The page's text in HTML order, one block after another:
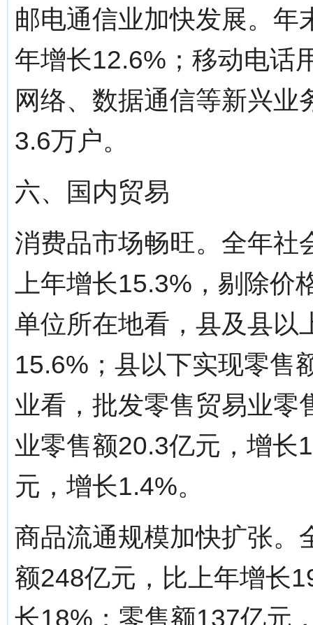
邮电通信业加快发展。年
年增长12.6%；移动电话
网络、数据通信等新兴
3.6万户。
六、国内贸易
消费品市场畅旺。全年社
上年增长15.3%，剔除
单位所在地看，县及县以
15.6%；县以下实现零售
业看，批发零售贸易业零
业零售额20.3亿元，增长
元，增长1.4%。
商品流通规模加快扩张。
额248亿元，比上年增长
长18%；零售额137亿元